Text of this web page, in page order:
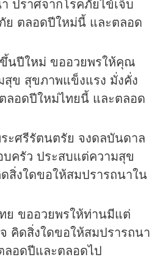
ปราศจากโรคภัยไข้เจ็บ
ย ตลอดปีใหม่นี้ และตลอด
นปีใหม่ ขออวยพรให้คุณ
ข สุขภาพแข็งแรง มั่งคั่ง
ลอดปีใหม่ไทยนี้ และตลอด
ะศรีรัตนตรัย จงดลบันดาล
ครัว ประสบแต่ความสุข
สิ่งใดขอให้สมปรารถนาใน
ย ขออวยพรให้ท่านมีแต่
คิดสิ่งใดขอให้สมปรารถนา
อดปีและตลอดไป